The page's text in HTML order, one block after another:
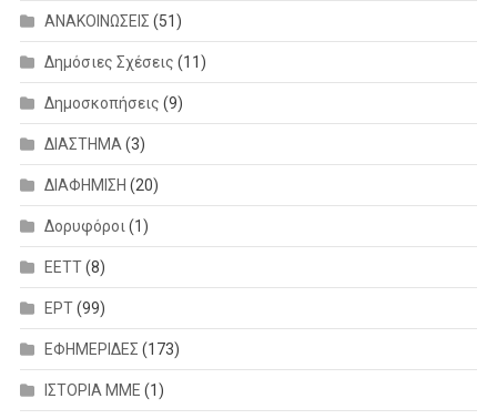
ΑΝΑΚΟΙΝΩΣΕΙΣ (51)
Δημόσιες Σχέσεις (11)
Δημοσκοπήσεις (9)
ΔΙΑΣΤΗΜΑ(3)
ΔΙΑΦΗΜΙΣΗ (20)
Δορυφόροι(1)
ΕΕΤΤ(8)
ΕΡΤ(99)
ΕΦΗΜΕΡΙΔΕΣ (173)
ΙΣΤΟΡΙΑ ΜΜΕ (1)